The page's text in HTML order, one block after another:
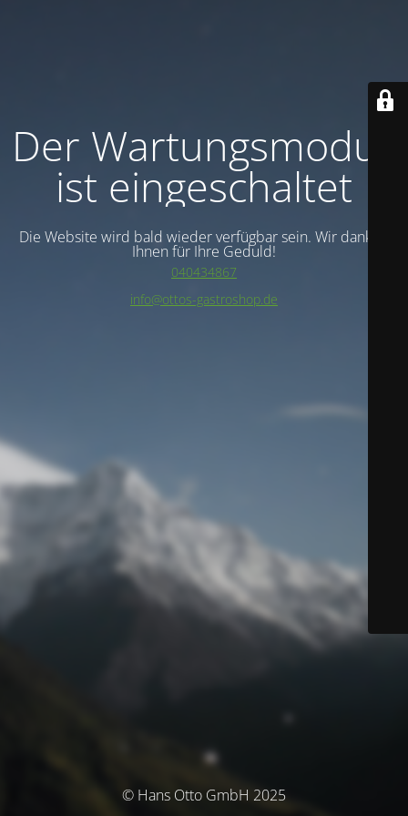
Der Wartungsmodus
ist eingeschaltet
Die Website wird bald wieder verfügbar sein. Wir danken
Ihnen für Ihre Geduld!
040434867
info@ottos-gastroshop.de
© Hans Otto GmbH 2025